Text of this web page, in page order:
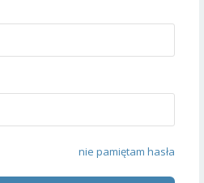
nie pamiętam hasła